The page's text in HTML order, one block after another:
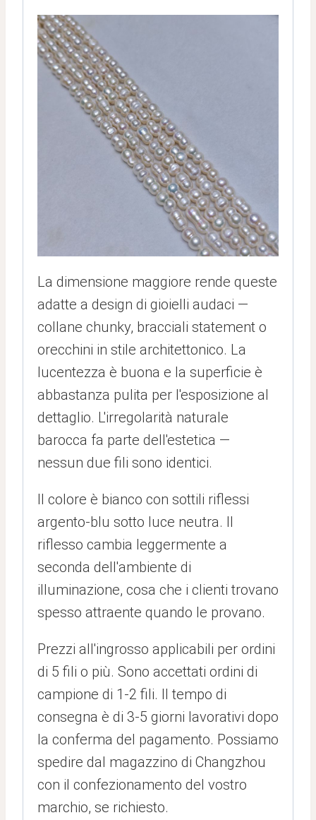
La dimensione maggiore rende queste
adatte a design di gioielli audaci —
collane chunky, bracciali statement o
orecchini in stile architettonico. La
lucentezza è buona e la superficie è
abbastanza pulita per l'esposizione al
dettaglio. L'irregolarità naturale
barocca fa parte dell'estetica —
nessun due fili sono identici.
Il colore è bianco con sottili riflessi
argento-blu sotto luce neutra. Il
riflesso cambia leggermente a
seconda dell'ambiente di
illuminazione, cosa che i clienti trovano
spesso attraente quando le provano.
Prezzi all'ingrosso applicabili per ordini
di 5 fili o più. Sono accettati ordini di
campione di 1-2 fili. Il tempo di
consegna è di 3-5 giorni lavorativi dopo
la conferma del pagamento. Possiamo
spedire dal magazzino di Changzhou
con il confezionamento del vostro
marchio, se richiesto.